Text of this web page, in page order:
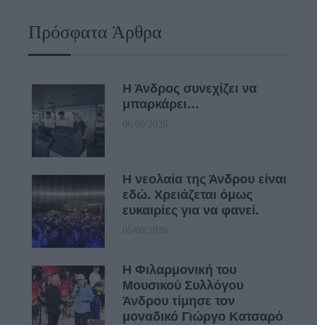
Πρόσφατα Άρθρα
Η Άνδρος συνεχίζει να
μπαρκάρει…
06/08/2026
Η νεολαία της Άνδρου είναι
εδώ. Χρειάζεται όμως
ευκαιρίες για να φανεί.
05/08/2026
Η Φιλαρμονική του
Μουσικού Συλλόγου
Άνδρου τίμησε τον
μοναδικό Γιώργο Κατσαρό